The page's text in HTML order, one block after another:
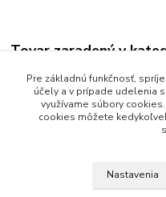
Tovar zaradený v
Písanie a popisovanie
Linery
Pre základnú funkčnosť,
účely a v prípade udelenia
využívame súbory
cookies môžete
Nastavenia